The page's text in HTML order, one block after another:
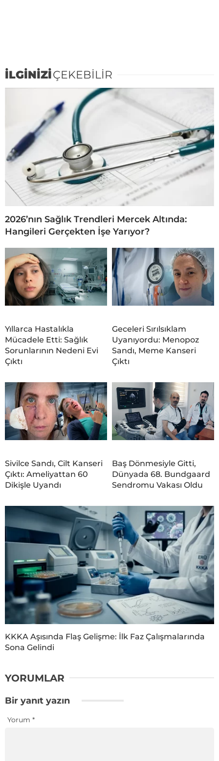
İLGİNİZİÇEKEBİLİR
2026’nın Sağlık Trendleri Mercek Altında:
Hangileri Gerçekten İşe Yarıyor?
Yıllarca Hastalıkla
Mücadele Etti: Sağlık
Sorunlarının Nedeni Evi
Çıktı
Geceleri Sırılsıklam
Uyanıyordu: Menopoz
Sandı, Meme Kanseri
Çıktı
Sivilce Sandı, Cilt Kanseri
Çıktı: Ameliyattan 60
Dikişle Uyandı
Baş Dönmesiyle Gitti,
Dünyada 68. Bundgaard
Sendromu Vakası Oldu
KKKA Aşısında Flaş Gelişme: İlk Faz Çalışmalarında
Sona Gelindi
YORUMLAR
Bir yanıt yazın
Yorum *